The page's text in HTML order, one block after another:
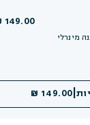
149.00 ₪
149.00 ₪ |
149.00 ₪